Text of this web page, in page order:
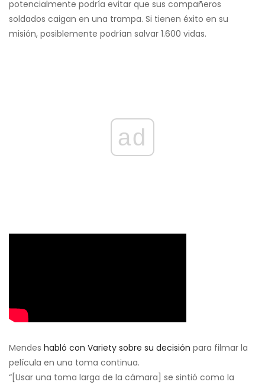
potencialmente podría evitar que sus compañeros
soldados caigan en una trampa. Si tienen éxito en su
misión, posiblemente podrían salvar 1.600 vidas.
ad
Mendes habló con Variety sobre su decisión para filmar la
película en una toma continua.
“[Usar una toma larga de la cámara] se sintió como la